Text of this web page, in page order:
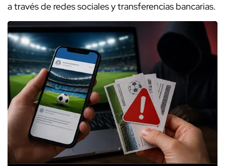
a través de redes sociales y transferencias bancarias.